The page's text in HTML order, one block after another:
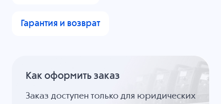
Гарантия и возврат
Как оформить заказ
Заказ доступен только для юридических